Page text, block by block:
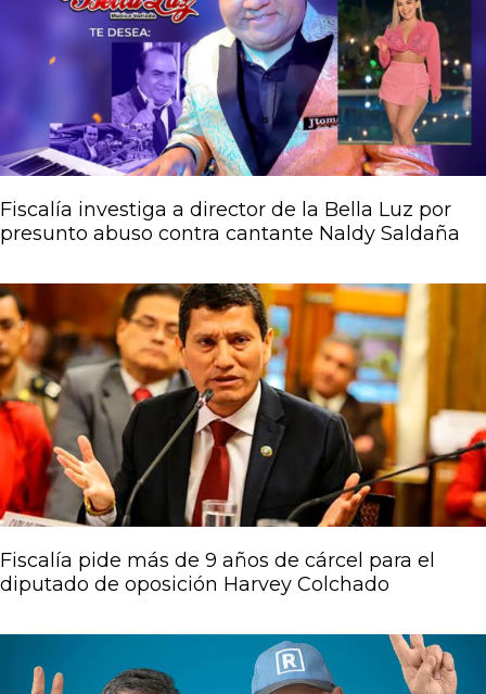
Fiscalía investiga a director de la Bella Luz por
presunto abuso contra cantante Naldy Saldaña
Fiscalía pide más de 9 años de cárcel para el
diputado de oposición Harvey Colchado